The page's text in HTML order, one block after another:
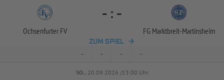
Ochsenfurter FV
- : -
FG Marktbreit-Martinsheim
ZUM SPIEL
- - - -
SO.. 20.09.2026 /13:00 Uhr